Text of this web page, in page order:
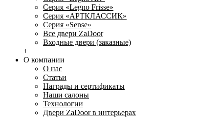
Серия «Legno Frisse»
Серия «АРТКЛАССИК»
Серия «Sense»
Все двери ZaDoor
Входные двери (заказные)
+
О компании
О нас
Статьи
Награды и сертификаты
Наши салоны
Технологии
Двери ZaDoor в интерьерах